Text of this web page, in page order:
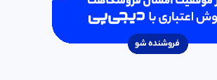
فیلم و سریال
458 بازدید • 9 ماه پیش